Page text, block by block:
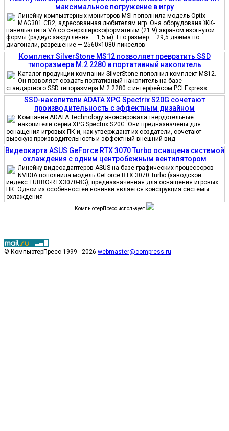
максимальное погружение в игру
Линейку компьютерных мониторов MSI пополнила модель Optix
MAG301 CR2, адресованная любителям игр. Она оборудована ЖК-
панелью типа VA со сверхширокоформатным (21:9) экраном изогнутой
формы (радиус закругления — 1,5 м). Его размер — 29,5 дюйма по
диагонали, разрешение — 2560×1080 пикселов
Комплект SilverStone MS12 позволяет превратить SSD
типоразмера M.2 2280 в портативный накопитель
Каталог продукции компании SilverStone пополнил комплект MS12.
Он позволяет создать портативный накопитель на базе
стандартного SSD типоразмера M.2 2280 с интерфейсом PCI Express
SSD-накопители ADATA XPG Spectrix S20G сочетают
производительность с эффектным дизайном
Компания ADATA Technology анонсировала твердотельные
накопители серии XPG Spectrix S20G. Они предназначены для
оснащения игровых ПК и, как утверждают их создатели, сочетают
высокую производительность и эффектный внешний вид
Видеокарта ASUS GeForce RTX 3070 Turbo оснащена системой
охлаждения с одним центробежным вентилятором
Линейку видеоадаптеров ASUS на базе графических процессоров
NVIDIA пополнила модель GeForce RTX 3070 Turbo (заводской
индекс TURBO-RTX3070-8G), предназначенная для оснащения игровых
ПК. Одной из особенностей новинки является конструкция системы
охлаждения
КомпьютерПресс использует
© КомпьютерПресс 1999 - 2026 webmaster@compress.ru